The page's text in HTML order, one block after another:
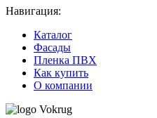
Навигация:
Каталог
Фасады
Пленка ПВХ
Как купить
О компании